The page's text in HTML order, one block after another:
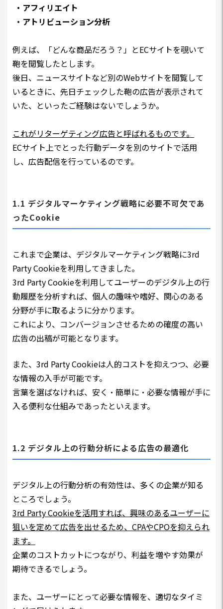
・アフィリエイト
・アトリビューション分析
例えば、「どんな商品だろう？」とECサイトを覗いて
鞄を閲覧したとします。
後日、ニュースサイトなど別のWebサイトを閲覧して
いるときに、先日チェックした鞄の広告が表示されて
いた、といったご経験はないでしょうか。
これがリターゲティング広告と呼ばれるものです。
ECサイト上でとった行動データを別のサイトで活用
し、広告配信を行っているのです。
1.1 デジタルマーケティング戦略に必要不可欠であ
ったCookie
これまで企業は、デジタルマーケティング戦略に3rd
Party Cookieを利用してきました。
3rd Party Cookieを利用してユーザーのデジタル上の行
動履歴を分析すれば、個人の趣味や嗜好、関心のある
分野が手に取るように分かります。
これにより、コンバージョンさせるための確度の高い
広告の出稿が可能となります。
また、3rd Party Cookieは人的コストを抑えつつ、必要
な情報の入手が可能です。
言葉を選ばなければ、安く・簡単に・必要な情報が手に
入る便利な仕組みであったといえます。
1.2 デジタル上の行動分析による広告の最適化
デジタル上の行動分析の有効性は、多くの企業が知る
ところでしょう。
3rd Party Cookieを活用すれば、興味のあるユーザーに
狙いを定めて広告を出せるため、CPAやCPOを抑えられ
ます。
企業のコストカットにつながり、利益を増やす効果が
期待できるでしょう。
また、ユーザーにとって必要な情報を、適切なタイミ